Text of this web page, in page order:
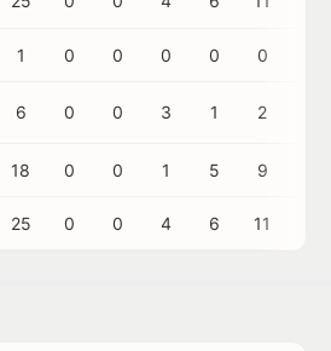
1 0 0 0 0 0
6 0 0 3 1 2
18 0 0 1 5 9
25 0 0 4 6 11